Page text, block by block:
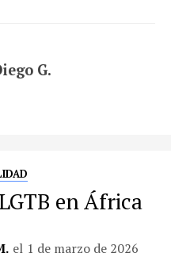
G.
en África
el 1 de marzo de 2026